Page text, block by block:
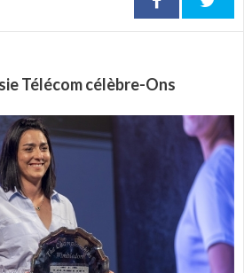
Télécom célèbre-Ons